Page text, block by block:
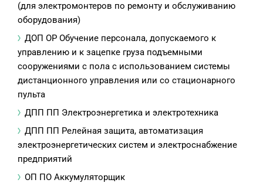
(для электромонтеров по ремонту и обслуживанию
оборудования)
ДОП ОР Обучение персонала, допускаемого к
управлению и к зацепке груза подъемными
сооружениями с пола с использованием системы
дистанционного управления или со стационарного
пульта
ДПП ПП Электроэнергетика и электротехника
ДПП ПП Релейная защита, автоматизация
электроэнергетических систем и электроснабжение
предприятий
ОП ПО Аккумуляторщик